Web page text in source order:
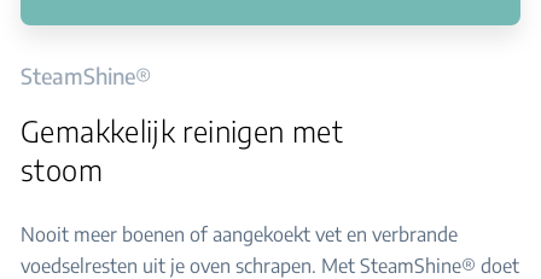
SteamShine®
Gemakkelijk reinigen met
stoom
Nooit meer boenen of aangekoekt vet en verbrande
voedselresten uit je oven schrapen. Met SteamShine® doet